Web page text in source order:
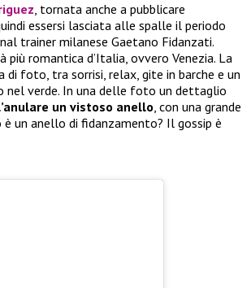
, tornata anche a pubblicare
essersi lasciata alle spalle il periodo
trainer milanese Gaetano Fidanzati.
romantica d’Italia, ovvero Venezia. La
foto, tra sorrisi, relax, gite in barche e un
nel verde. In una delle foto un dettaglio
un vistoso anello, con una grande
un anello di fidanzamento? Il gossip è